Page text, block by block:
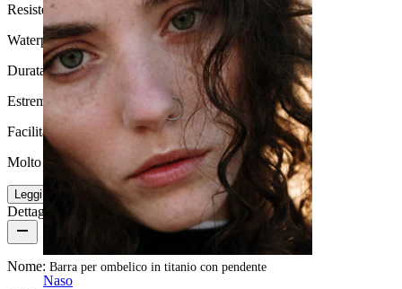
Naso
Resistenza all'acqua
Waterproof
Durata
Estremamente durevole
Facilità d'uso
Molto facile
Leggi di più
Dettagli del prodotto
Nome: Barra per ombelico in titanio con pendente